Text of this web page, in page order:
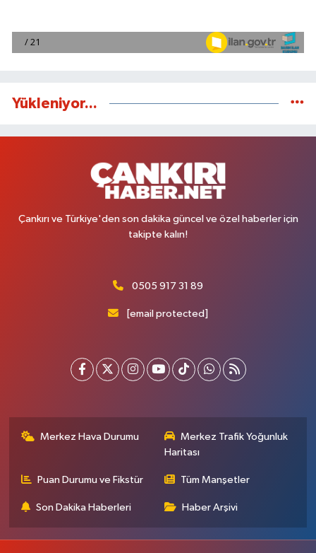
Yükleniyor...
Çankırı ve Türkiye'den son dakika güncel ve özel haberler için
takipte kalın!
0505 917 31 89
[email protected]
Merkez Hava Durumu
Merkez Trafik Yoğunluk
Haritası
Puan Durumu ve Fikstür Tüm Manşetler
Son Dakika Haberleri Haber Arşivi